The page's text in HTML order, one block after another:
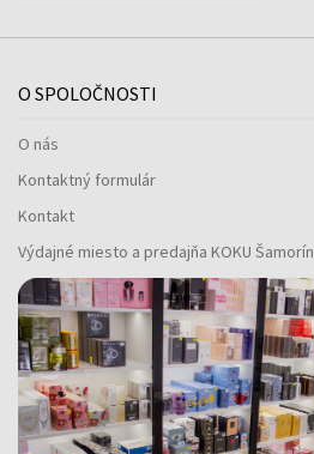
O SPOLOČNOSTI
O nás
Kontaktný formulár
Kontakt
Výdajné miesto a predajňa KOKU Šamorín